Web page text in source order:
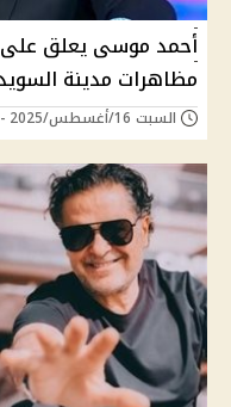
أحمد موسى يعلق على
مظاهرات مدينة
السبت 16/أغسطس/2025 - 09:37 م